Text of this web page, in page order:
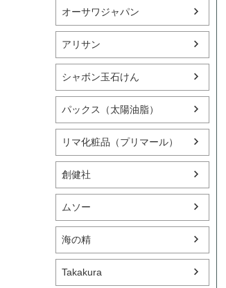
オーサワジャパン
アリサン
シャボン玉石けん
パックス（太陽油脂）
リマ化粧品（プリマール）
創健社
ムソー
海の精
Takakura